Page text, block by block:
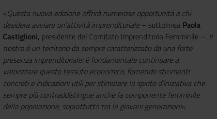
«Questa nuova edizione offrirà numerose opportunità a chi
desidera avviare un’attività imprenditoriale– sottolinea Paola
Castiglioni, presidente del Comitato Imprenditoria Femminile –. Il
nostro è un territorio da sempre caratterizzato da una forte
presenza imprenditoriale: è fondamentale continuare a
valorizzare questo tessuto economico, fornendo strumenti
concreti e indicazioni utili per stimolare lo spirito d’iniziativa che
sempre più contraddistingue anche la componente femminile
della popolazione, soprattutto tra le giovani generazioni».